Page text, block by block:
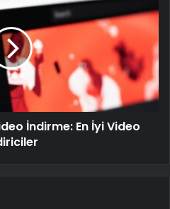
İndirme: En İyi Video